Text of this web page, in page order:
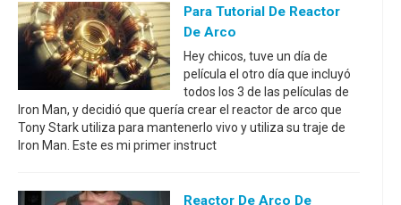
Para Tutorial De Reactor
De Arco
Hey chicos, tuve un día de
película el otro día que incluyó
todos los 3 de las películas de
Iron Man, y decidió que quería crear el reactor de arco que
Tony Stark utiliza para mantenerlo vivo y utiliza su traje de
Iron Man. Este es mi primer instruct
Reactor De Arco De